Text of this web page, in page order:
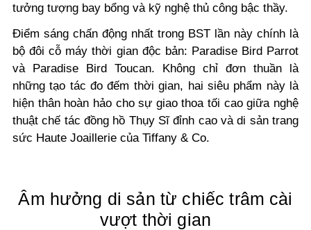
tưởng tượng bay bổng và kỹ nghệ thủ công bậc thầy.
Điểm sáng chấn động nhất trong BST lần này chính là
bộ đôi cỗ máy thời gian độc bản: Paradise Bird Parrot
và Paradise Bird Toucan. Không chỉ đơn thuần là
những tạo tác đo đếm thời gian, hai siêu phẩm này là
hiện thân hoàn hảo cho sự giao thoa tối cao giữa nghệ
thuật chế tác đồng hồ Thụy Sĩ đỉnh cao và di sản trang
sức Haute Joaillerie của Tiffany & Co.
Âm hưởng di sản từ chiếc trâm cài
vượt thời gian